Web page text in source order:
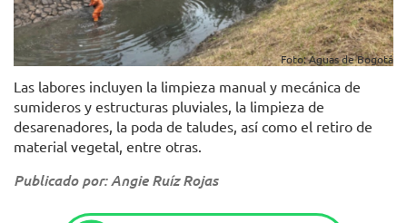
Foto: Aguas de Bogotá
Las labores incluyen la limpieza manual y mecánica de
sumideros y estructuras pluviales, la limpieza de
desarenadores, la poda de taludes, así como el retiro de
material vegetal, entre otras.
Publicado por: Angie Ruíz Rojas